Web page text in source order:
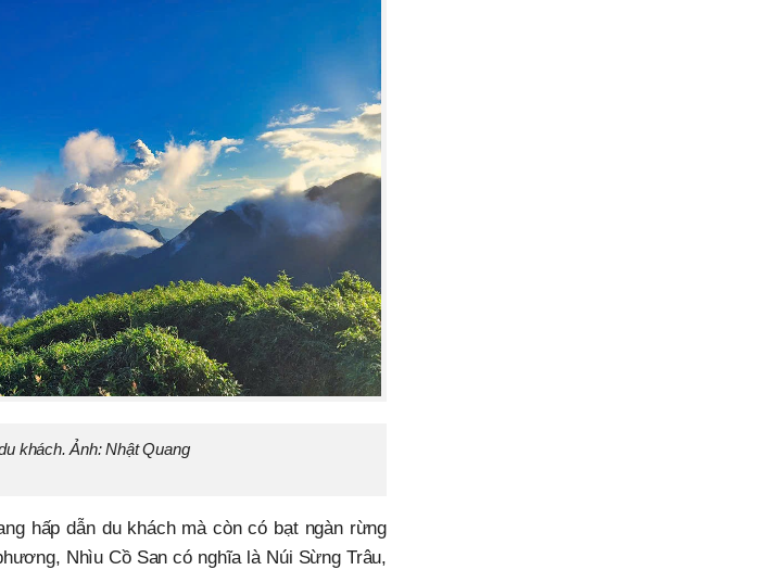
khách. Ảnh: Nhật Quang
hấp dẫn du khách mà còn có bạt ngàn rừng
Nhìu Cồ San có nghĩa là Núi Sừng Trâu,